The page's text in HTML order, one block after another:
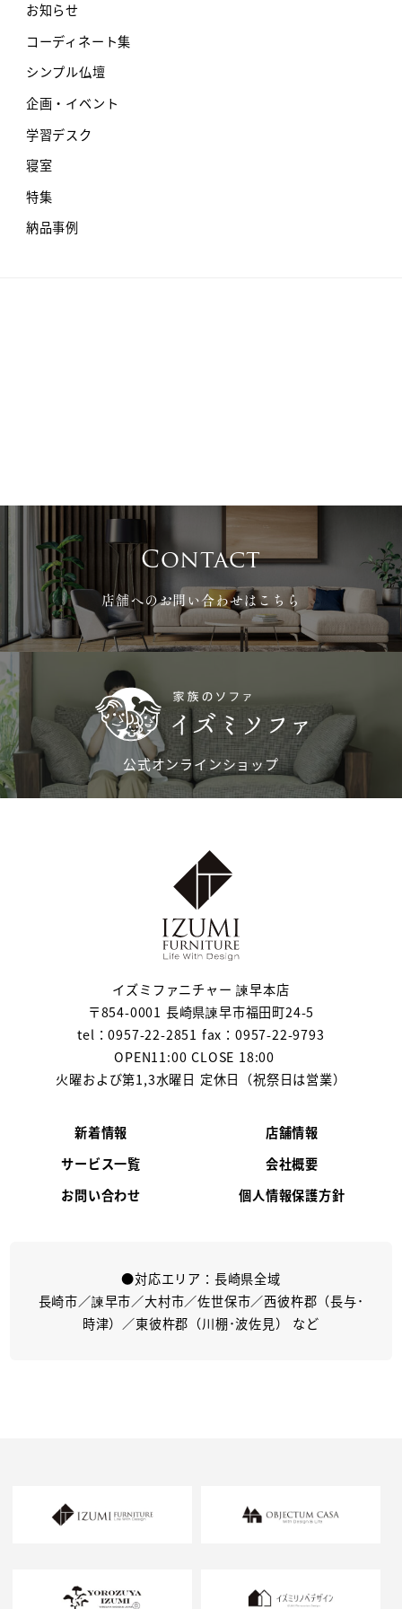
お知らせ
コーディネート集
シンプル仏壇
企画・イベント
学習デスク
寝室
特集
納品事例
Contact
店舗へのお問い合わせはこちら
公式オンラインショップ
イズミファニチャー 諫早本店
〒854-0001 長崎県諫早市福田町24-5
tel：0957-22-2851 fax：0957-22-9793
OPEN11:00 CLOSE 18:00
火曜および第1,3水曜日 定休日（祝祭日は営業）
新着情報
店舗情報
サービス一覧
会社概要
お問い合わせ
個人情報保護方針
●対応エリア：長崎県全域
長崎市／諫早市／大村市／佐世保市／西彼杵郡（長与･
時津）／東彼杵郡（川棚･波佐見） など